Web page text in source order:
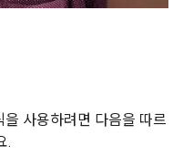
사용하려면 다음을 따르
.